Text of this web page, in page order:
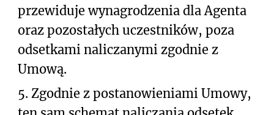
przewiduje wynagrodzenia dla Agenta
oraz pozostałych uczestników, poza
odsetkami naliczanymi zgodnie z
Umową.
5. Zgodnie z postanowieniami Umowy,